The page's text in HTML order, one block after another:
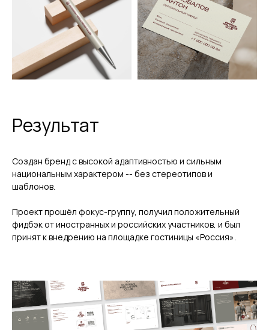
Результат
Создан бренд с высокой адаптивностью и сильным
национальным характером -- без стереотипов и
шаблонов.
Проект прошёл фокус-группу, получил положительный
фидбэк от иностранных и российских участников, и был
принят к внедрению на площадке гостиницы «Россия».